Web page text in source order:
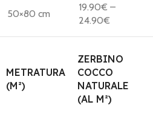
50×80 cm
19.90€ –
24.90€
METRATURA
(M²)
ZERBINO
COCCO
NATURALE
(AL M²)